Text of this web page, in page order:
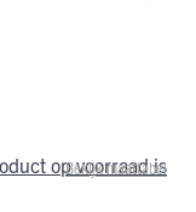
Bekijk maattabel
op voorraad is